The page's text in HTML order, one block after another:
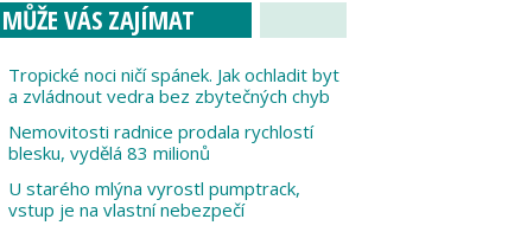
MŮŽE VÁS ZAJÍMAT
Tropické noci ničí spánek. Jak ochladit byt
a zvládnout vedra bez zbytečných chyb
Nemovitosti radnice prodala rychlostí
blesku, vydělá 83 milionů
U starého mlýna vyrostl pumptrack,
vstup je na vlastní nebezpečí